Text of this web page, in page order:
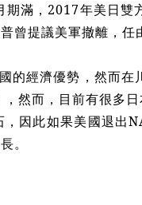
滿，2017年美日雙
曾提議美軍撤離，
的經濟優勢，然而
然而，目前有很多
因此如果美國退出
。